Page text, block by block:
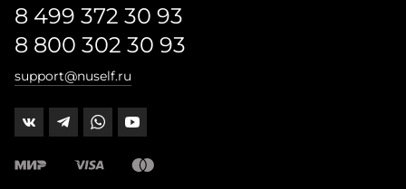
8 499 372 30 93
8 800 302 30 93
support@nuself.ru